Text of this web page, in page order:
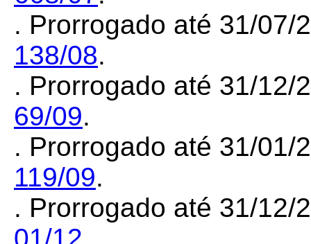
. Prorrogado até 31/07/
138/08.
. Prorrogado até 31/12/
69/09.
. Prorrogado até 31/01/
119/09.
. Prorrogado até 31/12/